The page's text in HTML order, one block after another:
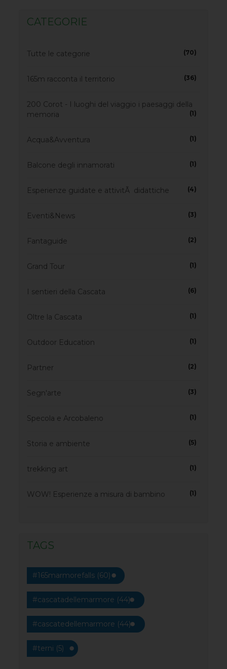
CATEGORIE
Tutte le categorie (70)
165m racconta il territorio (36)
200 Corot - I luoghi del viaggio i paesaggi della
memoria
(1)
Acqua&Avventura (1)
Balcone degli innamorati (1)
Esperienze guidate e attivitÃ didattiche (4)
Eventi&News (3)
Fantaguide (2)
Grand Tour (1)
I sentieri della Cascata (6)
Oltre la Cascata (1)
Outdoor Education (1)
Partner (2)
Segn'arte (3)
Specola e Arcobaleno (1)
Storia e ambiente (5)
trekking art (1)
WOW! Esperienze a misura di bambino (1)
TAGS
#165marmorefalls (60)
#cascatadellemarmore (44)
#cascatedellemarmore (44)
#terni (5)